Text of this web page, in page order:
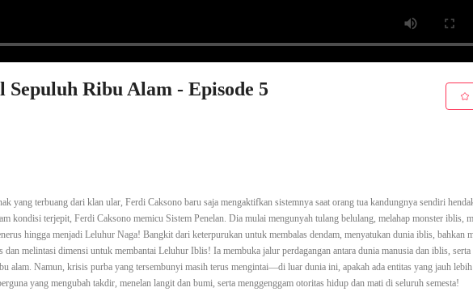
Sepuluh Ribu Alam - Episode 5
yang terbuang dari klan ular, Ferdi Caksono baru saja mengaktifkan sistemnya saat orang tua kandungnya sendiri
kondisi terjepit, Ferdi Caksono memicu Sistem Penelan. Dia mulai mengunyah tulang belulang, melahap monster iblis,
hingga menjadi Leluhur Naga! Bangkit dari keterpurukan untuk membalas dendam, menyatukan dunia iblis, bahkan
melintasi dimensi untuk membantai Leluhur Iblis! Ia membuka jalur perdagangan antara dunia manusia dan iblis, serta
alam. Namun, krisis purba yang tersembunyi masih terus mengintai—di luar dunia ini, apakah ada entitas yang jauh lebih
yang mengubah takdir, menelan langit dan bumi, serta menggenggam otoritas hidup dan mati di seluruh semesta!